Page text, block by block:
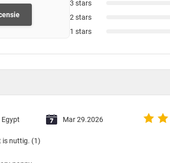
3 stars
2 stars
1 stars
Egypt Mar 29.2026
is nuttig. (1)